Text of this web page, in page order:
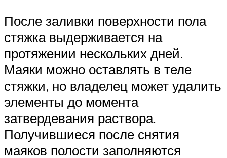
После заливки поверхности пола
стяжка выдерживается на
протяжении нескольких дней.
Маяки можно оставлять в теле
стяжки, но владелец может удалить
элементы до момента
затвердевания раствора.
Получившиеся после снятия
маяков полости заполняются